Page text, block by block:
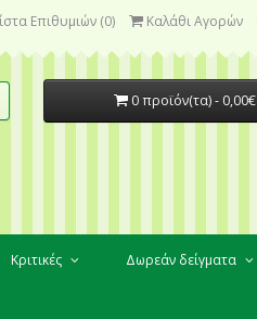
Επιθυμιών (0) Καλάθι Αγορών
0 προϊόν(τα) - 0,00€
Κριτικές Δωρεάν δείγματα